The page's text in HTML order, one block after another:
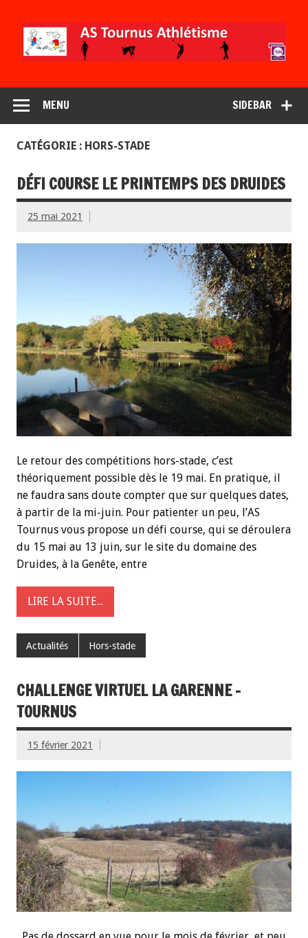
SIDEBAR
MENU
CATÉGORIE : HORS-STADE
DÉFI COURSE LE PRINTEMPS DES DRUIDES
25 mai 2021
Le retour des compétitions hors-stade, c’est
théoriquement possible dès le 19 mai. En pratique, il
ne faudra sans doute compter que sur quelques dates,
à partir de la mi-juin. Pour patienter un peu, l’AS
Tournus vous propose un défi course, qui se déroulera
du 15 mai au 13 juin, sur le site du domaine des
Druides, à la Genête, entre
LIRE LA SUITE...
Actualités Hors-stade
CHALLENGE VIRTUEL LA GARENNE –
TOURNUS
15 février 2021